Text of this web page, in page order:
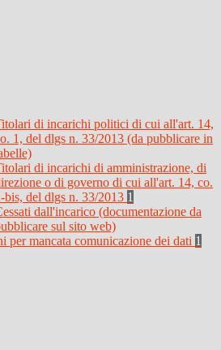
di incarichi politici di cui all'art. 14,
1, del dlgs n. 33/2013 (da pubblicare in
di incarichi di amministrazione, di
o di governo di cui all'art. 14, co.
bis, del dlgs n. 33/2013 1
dall'incarico (documentazione da
sul sito web)
per mancata comunicazione dei dati 1